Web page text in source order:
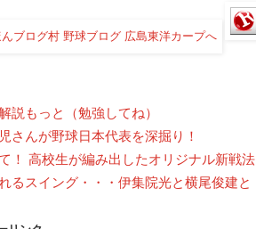
説もっと（勉強してね）
さんが野球日本代表を深掘り！
！ 高校生が編み出したオリジナル新戦法
るスイング・・・伊集院光と横尾俊建と